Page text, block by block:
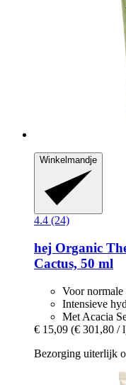
Winkelmandje
4.4 (24)
hej Organic
Cactus, 50 ml
Voor normale
Intensieve
Met Acacia
€ 15,09 (€ 301,80 /
Bezorging uiterlijk